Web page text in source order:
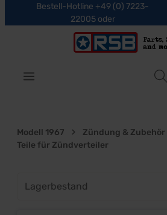
Bestell-Hotline +49 (0) 7223-
22005 oder
Modell 1967
Zündung & Zubehör
Teile für Zündverteiler